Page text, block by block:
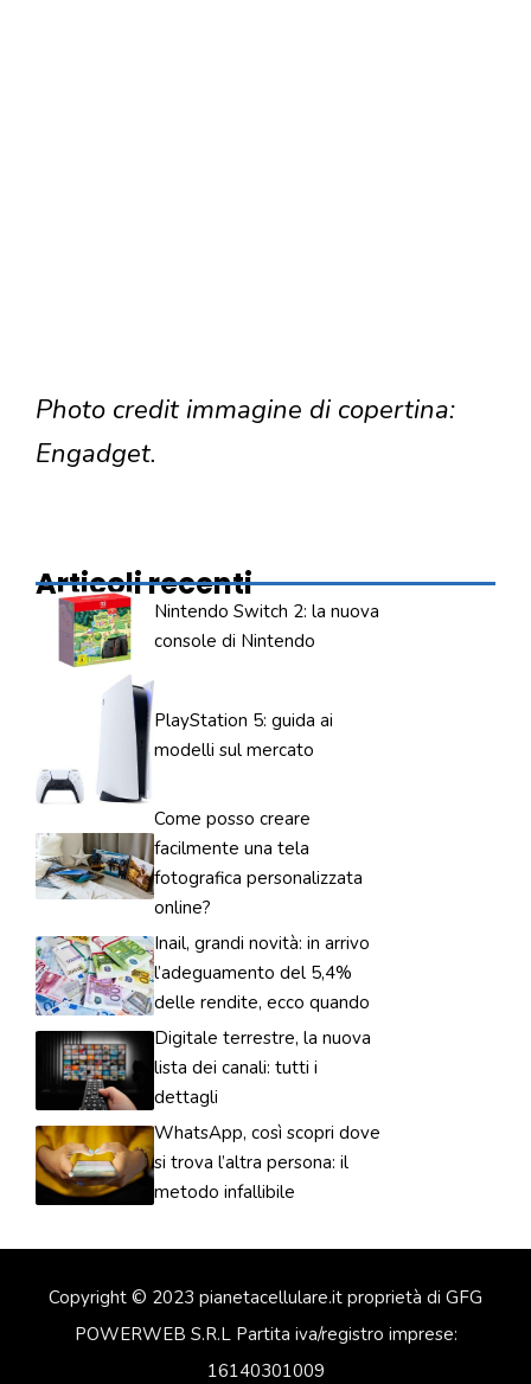
Photo credit immagine di copertina:
Engadget.
Articoli recenti
Nintendo Switch 2: la nuova
console di Nintendo
PlayStation 5: guida ai
modelli sul mercato
Come posso creare
facilmente una tela
fotografica personalizzata
online?
Inail, grandi novità: in arrivo
l’adeguamento del 5,4%
delle rendite, ecco quando
Digitale terrestre, la nuova
lista dei canali: tutti i
dettagli
WhatsApp, così scopri dove
si trova l’altra persona: il
metodo infallibile
Copyright © 2023 pianetacellulare.it proprietà di GFG
POWERWEB S.R.L Partita iva/registro imprese:
16140301009